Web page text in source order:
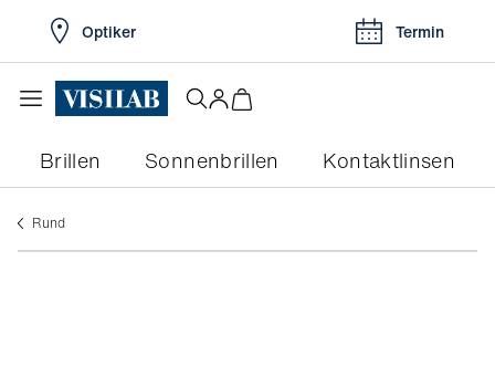
Optiker Termin
Brillen Sonnenbrillen Kontaktlinsen
rund